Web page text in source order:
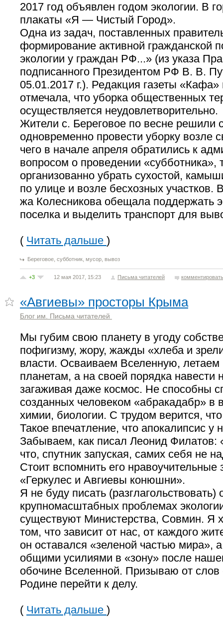
2017 год объявлен годом экологии. В
плакаты «Я — Чистый Город».
Одна из задач, поставленных
формирование активной гражданской
экологии у граждан РФ...» (из указа
подписанного Президентом РФ В. В.
05.01.2017 г.). Редакция газеты «Кафа»
отмечала, что уборка общественных
осуществляется неудовлетворительно.
Жители с. Береговое по весне решили
одновременно провести уборку возле
чего в начале апреля обратились к
вопросом о проведении «субботника»,
организованно убрать сухостой,
по улице и возле бесхозных участков.
жа Колесникова обещала поддержать
поселка и выделить транспорт для
( Читать дальше )
Береговое, субботник, мусор, вывоз
+3 12 мая 2017, 15:23 Письма читателей комментировать
«Авгиевы» просторы Крыма
Блог им. Письма читателей
Мы губим свою планету в угоду
пофигизму, жору, жажды «хлеба и
власти. Осваиваем Вселенную, летаем
планетам, а на своей порядка навести
загаживая даже космос. Не способны
созданных человеком «абракадабр» в
химии, биологии. С трудом верится,
Такое впечатление, что апокалипсис у
Забываем, как писал Леонид
что, спутник запуская, самих себя не
Стоит вспомнить его нравоучительные
«Геркулес и Авгиевы конюшни».
Я не буду писать (разглагольствовать)
крупномасштабных проблемах
существуют Министерства, Совмин. Я
том, что зависит от нас, от каждого
он оставался «зеленой частью мира»,
общими усилиями в «зону» после
обочине Вселенной. Призываю от
Родине перейти к делу.
( Читать дальше )